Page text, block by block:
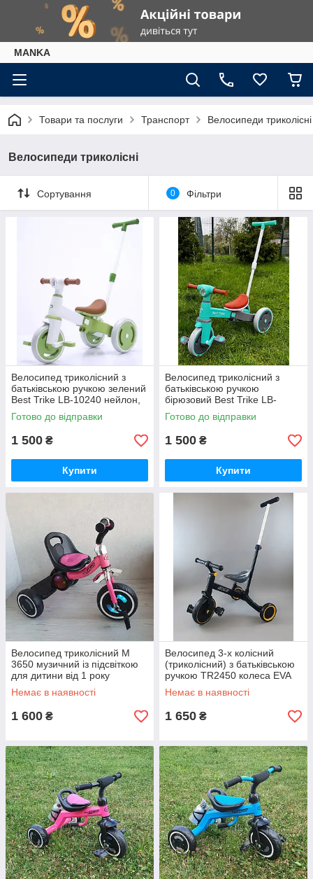
МАNKА
Товари та послуги Транспорт Велосипеди триколісні
Велосипеди триколісні
Сортування 0 Фільтри
Велосипед триколісний з
батьківською ручкою зелений
Best Trike LB-10240 нейлон,
колеса передні 10``, задні 8``
Готово до відправки
1 500 ₴
Купити
Велосипед триколісний з
батьківською ручкою
бірюзовий Best Trike LB-
10360 колеса передні 10``,
задні 8``
Готово до відправки
1 500 ₴
Купити
Велосипед триколісний M
3650 музичний із підсвіткою
для дитини від 1 року
Turbotrike
Немає в наявності
1 600 ₴
Велосипед 3-х колісний
(триколісний) з батьківською
ручкою TR2450 колеса EVA
9,5х5 дюймів, чорний
Немає в наявності
1 650 ₴